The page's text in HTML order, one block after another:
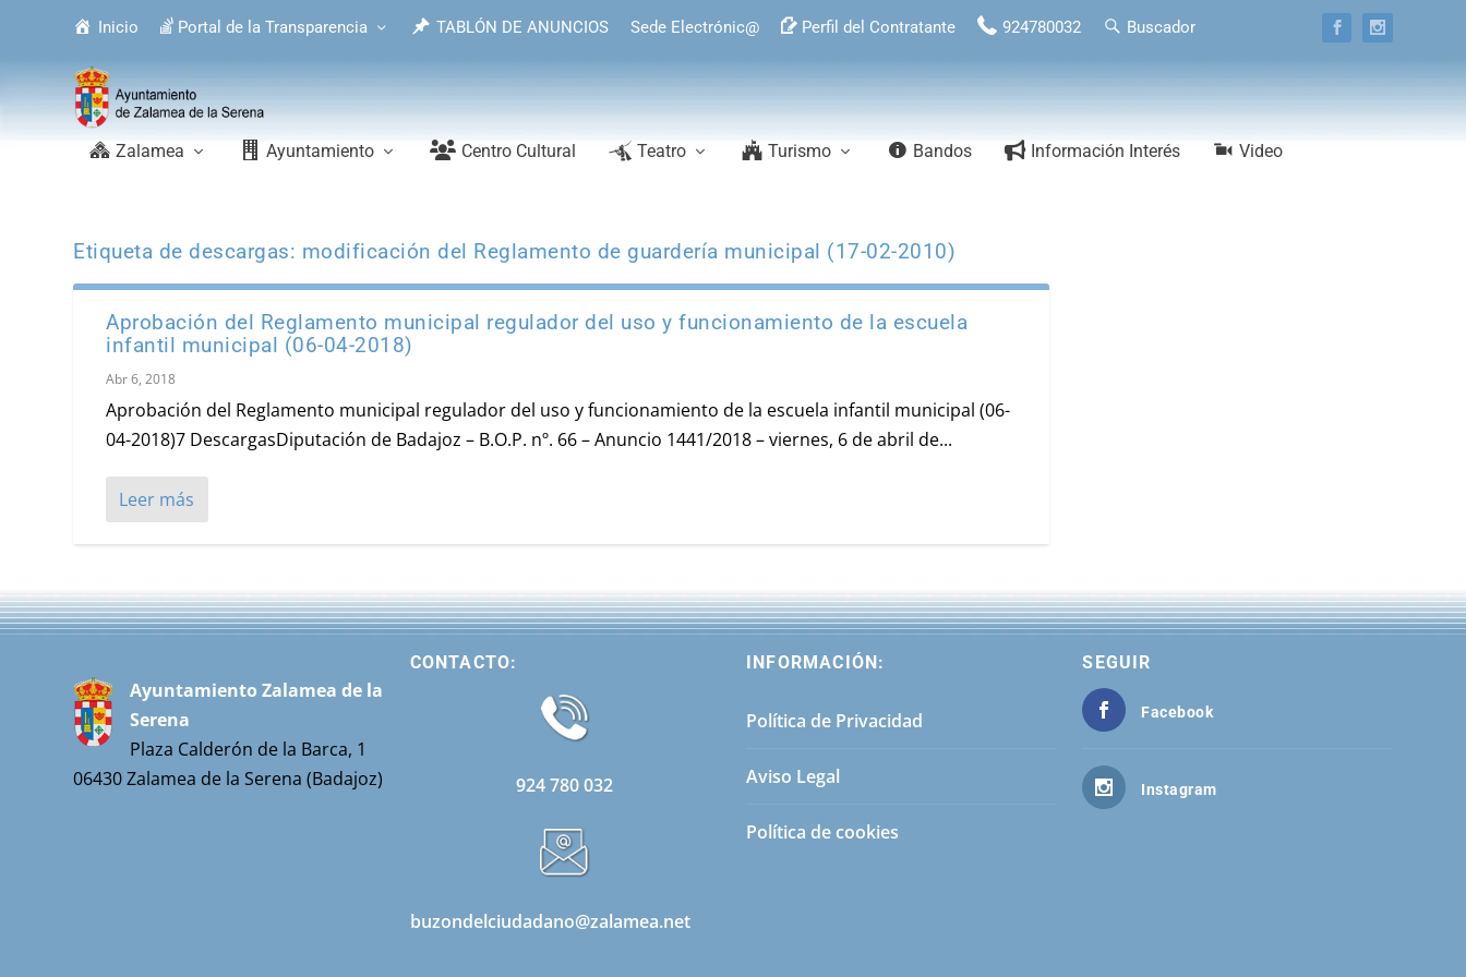
Inicio Portal de la Transparencia TABLÓN DE ANUNCIOS Sede Electrónic@ Perfil del Contratante 924780032 Buscador
Zalamea Ayuntamiento Centro Cultural Teatro Turismo Bandos Información Interés Video
Etiqueta de descargas: modificación del Reglamento de guardería municipal (17-02-2010)
Aprobación del Reglamento municipal regulador del uso y funcionamiento de la escuela
infantil municipal (06-04-2018)
Abr 6, 2018
Aprobación del Reglamento municipal regulador del uso y funcionamiento de la escuela infantil municipal (06-
04-2018)7 DescargasDiputación de Badajoz – B.O.P. nº. 66 – Anuncio 1441/2018 – viernes, 6 de abril de...
Leer más
Ayuntamiento Zalamea de la
Serena
Plaza Calderón de la Barca, 1
06430 Zalamea de la Serena (Badajoz)
CONTACTO:
924 780 032
buzondelciudadano@zalamea.net
INFORMACIÓN:
Política de Privacidad
Aviso Legal
Política de cookies
SEGUIR
Facebook
Instagram